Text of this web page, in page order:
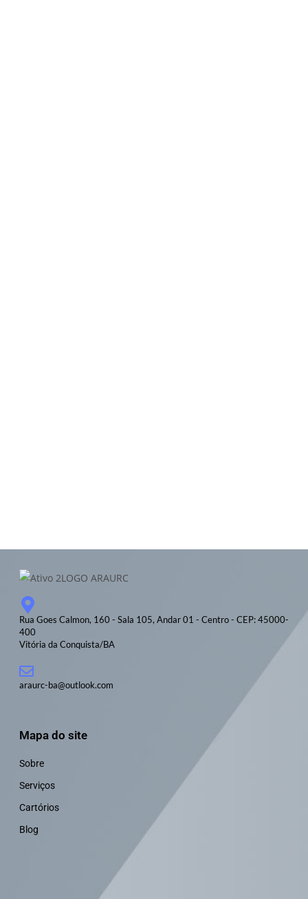
Rua Goes Calmon, 160 - Sala 105, Andar 01 - Centro - CEP: 45000-
400
Vitória da Conquista/BA
araurc-ba@outlook.com
Mapa do site
Sobre
Serviços
Cartórios
Blog